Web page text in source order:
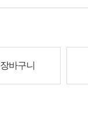
장바구니